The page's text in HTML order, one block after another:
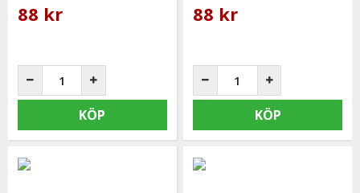
88 kr
KÖP
88 kr
KÖP